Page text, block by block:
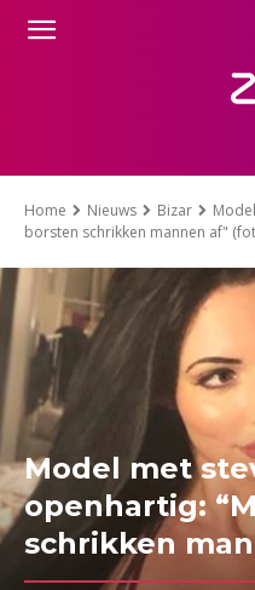
Home Nieuws Bizar
borsten schrikken mannen af"
Model met
openhartig:
schrikken